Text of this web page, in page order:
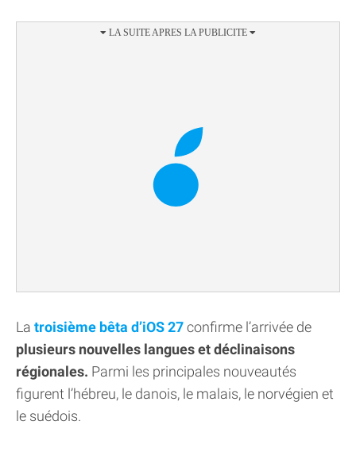
La troisième bêta d’iOS 27confirme l’arrivée de
plusieurs nouvelles langues et déclinaisons
régionales. Parmi les principales nouveautés
figurent l’hébreu, le danois, le malais, le norvégien et
le suédois.